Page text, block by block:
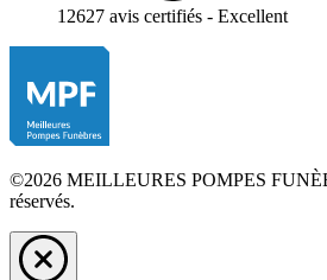
12627 avis certifiés - Excellent
©2026 MEILLEURES POMPES
réservés.